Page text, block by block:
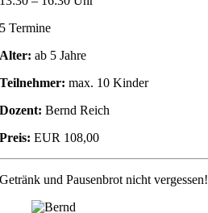
5 Termine
Alter: ab 5 Jahre
Teilnehmer: max. 10 Kinder
Dozent: Bernd Reich
Preis: EUR 108,00
Getränk und Pausenbrot nicht vergessen!